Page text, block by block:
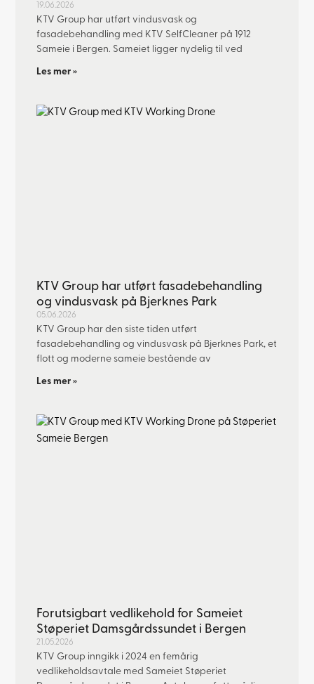
19.06.2026
KTV Group har utført vindusvask og
fasadebehandling med KTV SelfCleaner på 1912
Sameie i Bergen. Sameiet ligger nydelig til ved
Les mer »
KTV Group har utført fasadebehandling
og vindusvask på Bjerknes Park
05.06.2026
KTV Group har den siste tiden utført
fasadebehandling og vindusvask på Bjerknes Park, et
flott og moderne sameie bestående av
Les mer »
Forutsigbart vedlikehold for Sameiet
Støperiet Damsgårdssundet i Bergen
21.05.2026
KTV Group inngikk i 2024 en femårig
vedlikeholdsavtale med Sameiet Støperiet